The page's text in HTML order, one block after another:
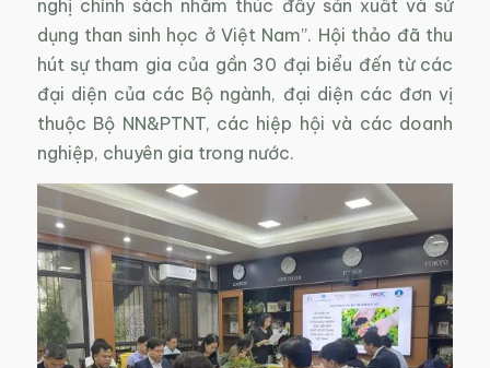
nghị chính sách nhằm thúc đẩy sản xuất và sử
dụng than sinh học ở Việt Nam”. Hội thảo đã thu
hút sự tham gia của gần 30 đại biểu đến từ các
đại diện của các Bộ ngành, đại diện các đơn vị
thuộc Bộ NN&PTNT, các hiệp hội và các doanh
nghiệp, chuyên gia trong nước.